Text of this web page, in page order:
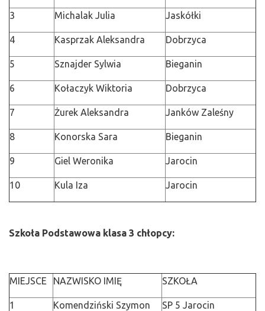
3 Michalak Julia Jaskółki
4 Kasprzak Aleksandra Dobrzyca
5 Sznajder Sylwia Bieganin
6 Kołaczyk Wiktoria Dobrzyca
7 Żurek Aleksandra Janków Zaleśny
8 Konorska Sara Bieganin
9 Giel Weronika Jarocin
10 Kula Iza Jarocin
Szkoła Podstawowa klasa 3 chłopcy:
MIEJSCE NAZWISKO IMIĘ SZKOŁA
1 Komendziński Szymon SP 5 Jarocin